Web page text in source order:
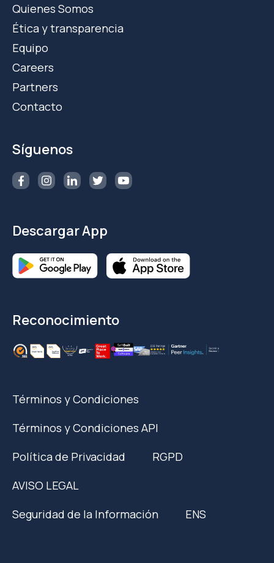
Quienes Somos
Ética y transparencia
Equipo
Careers
Partners
Contacto
Síguenos
Descargar App
Reconocimiento
Términos y Condiciones
Términos y Condiciones API
Política de Privacidad
RGPD
AVISO LEGAL
Seguridad de la Información
ENS